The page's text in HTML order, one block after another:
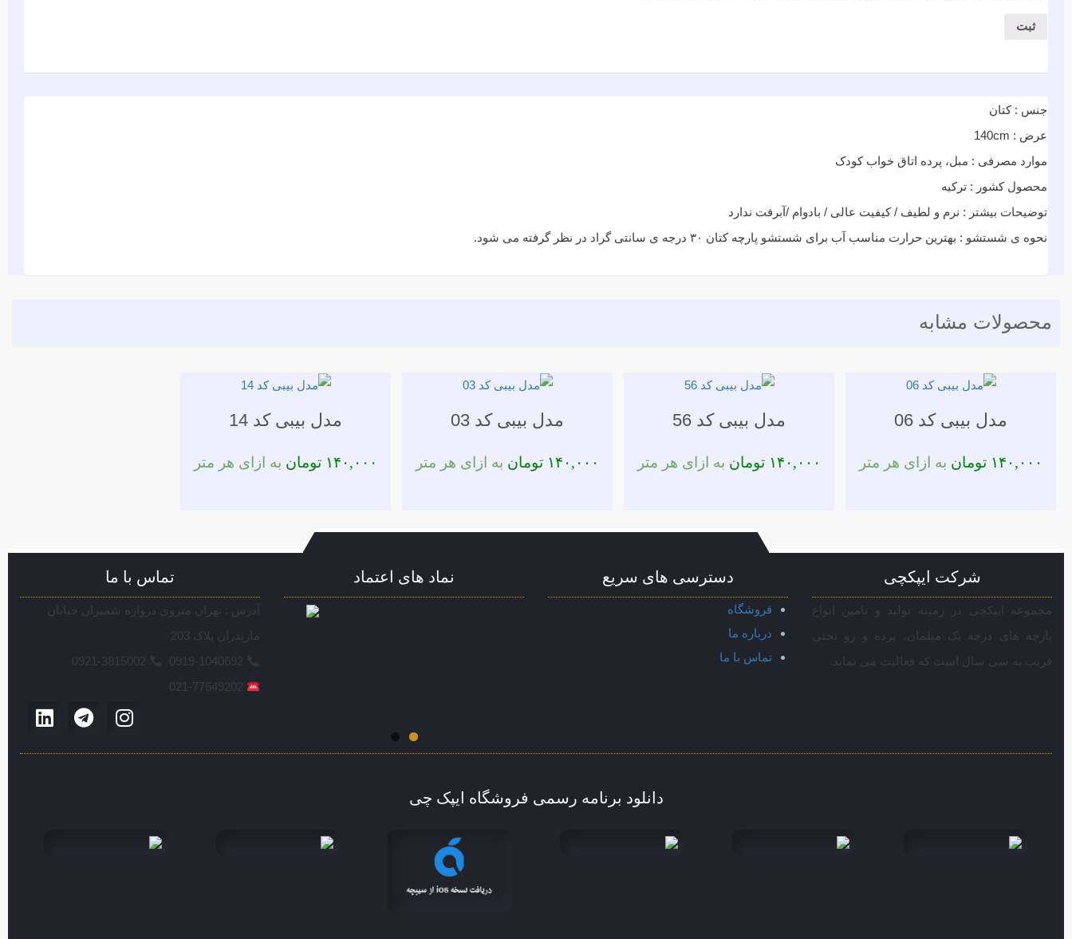
جنس : کتان
عرض : 140cm
موارد مصرفی : مبل، پرده اتاق خواب کودک
محصول کشور : ترکیه
توضیحات بیشتر : نرم و لطیف / کیفیت عالی / بادوام /آبرفت ندارد
نحوه ی شستشو : بهترین حرارت مناسب آب برای شستشو پارچه کتان ۳۰ درجه ی سانتی گراد در نظر گرفته می شود.
محصولات مشابه
مدل بیبی کد 06
۱۴۰,۰۰۰ تومان به ازای هر متر
مدل بیبی کد 56
۱۴۰,۰۰۰ تومان به ازای هر متر
مدل بیبی کد 03
۱۴۰,۰۰۰ تومان به ازای هر متر
مدل بیبی کد 14
۱۴۰,۰۰۰ تومان به ازای هر متر
شرکت ایپکچی
مجموعه ایپکچی در زمینه تولید و تامین انواع
پارچه های درجه یک مبلمان، پرده و رو تختی
قریب به سی سال است که فعالیت می نماید.
دسترسی های سریع
فروشگاه
درباره ما
تماس با ما
نماد های اعتماد تماس با ما
آدرس : تهران متروی دروازه شمیران خیابان
مازندران پلاک 203
دانلود برنامه رسمی فروشگاه ایپک چی